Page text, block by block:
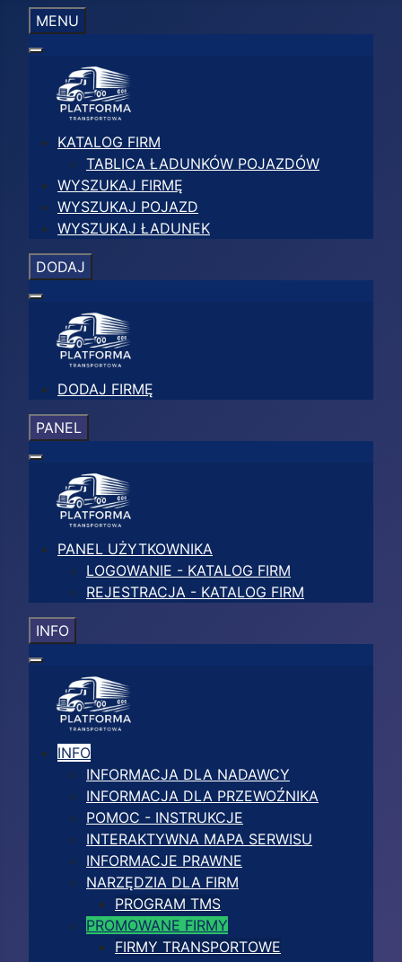
MENU
KATALOG FIRM
TABLICA ŁADUNKÓW POJAZDÓW
WYSZUKAJ FIRMĘ
WYSZUKAJ POJAZD
WYSZUKAJ ŁADUNEK
DODAJ
DODAJ FIRMĘ
PANEL
PANEL UŻYTKOWNIKA
LOGOWANIE - KATALOG FIRM
REJESTRACJA - KATALOG FIRM
INFO
INFO
INFORMACJA DLA NADAWCY
INFORMACJA DLA PRZEWOŹNIKA
POMOC - INSTRUKCJE
INTERAKTYWNA MAPA SERWISU
INFORMACJE PRAWNE
NARZĘDZIA DLA FIRM
PROGRAM TMS
PROMOWANE FIRMY
FIRMY TRANSPORTOWE